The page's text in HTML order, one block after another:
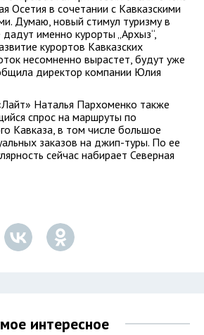
Осетия в сочетании с Кавказскими
Думаю, новый стимул туризму в
именно курорты „Архыз“,
курортов Кавказских
несомненно вырастет, будут уже
директор компании Юлия
Наталья Пархоменко также
спрос на маршруты по
Кавказа, в том числе большое
заказов на джип-туры. По ее
сейчас набирает Северная
интересное